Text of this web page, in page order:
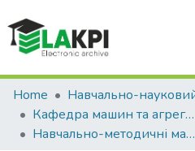
Communities & Collections
All of DSpace
Home
Кафедра машин та агрегатів поліграфічного виробництва (МАПВ)
Навчально-методичні матеріали (МАПВ)